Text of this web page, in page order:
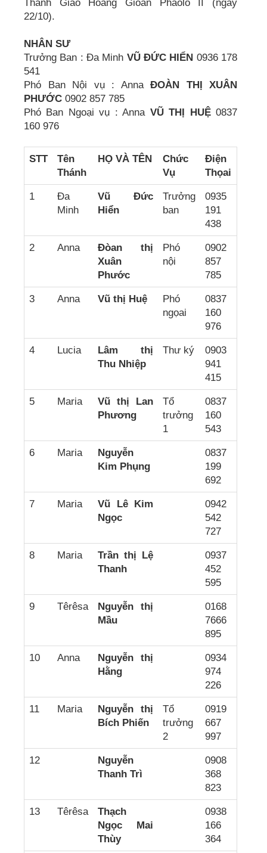
Thánh Giáo Hoàng Gioan Phaolô II (ngày
22/10).
NHÂN SƯ
Trưởng Ban : Đa Minh VŨ ĐỨC HIỂN 0936 178
541
Phó Ban Nội vụ : Anna ÐOÀN THỊ XUÂN
PHƯỚC 0902 857 785
Phó Ban Ngoại vụ : Anna VŨ THỊ HUỆ0837
160 976
STT
Tên
Thánh
HỌ VÀ TÊN
Chức
Vụ
Điện
Thọai
1
Đa
Minh
Vũ Đức
Hiển
Trưởng
ban
0935
191
438
2 Anna
Đòan thị
Xuân
Phước
Phó
nội
0902
857
785
3 Anna Vũ thị Huệ
Phó
ngọai
0837
160
976
4 Lucia
Lâm thị
Thu Nhiệp
Thư ký
0903
941
415
5 Maria
Vũ thị Lan
Phương
Tổ
trưởng
1
0837
160
543
6 Maria
Nguyễn
Kim Phụng
0837
199
692
7 Maria
Vũ Lê Kim
Ngọc
0942
542
727
8 Maria
Trần thị Lệ
Thanh
0937
452
595
9 Têrêsa
Nguyễn thị
Mầu
0168
7666
895
10 Anna
Nguyễn thị
Hằng
0934
974
226
11 Maria
Nguyễn thị
Bích Phiến
Tổ
trưởng
2
0919
667
997
12
Nguyễn
Thanh Trì
0908
368
823
13 Têrêsa
Thạch
Ngọc Mai
Thùy
0938
166
364